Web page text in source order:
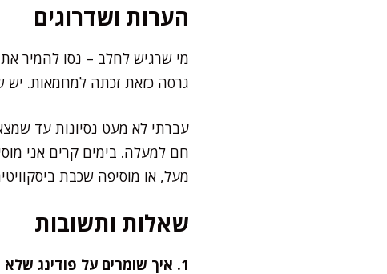
הערות ושדרוגים
מי שרגיש לחלב – נסו להמיר
גרסה כזאת זכתה למחמאות. יש
עברתי לא מעט נסיונות עד
חם למעלה. בימים קרים אני
מעל, או מוסיפה שכבת
שאלות ותשובות
1. איך שומרים על פודינג שלא מתקשה יותר מדי?